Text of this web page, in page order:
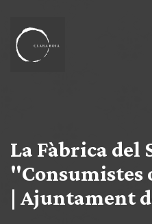
La Fàbrica del
"Consumistes
| Ajuntament